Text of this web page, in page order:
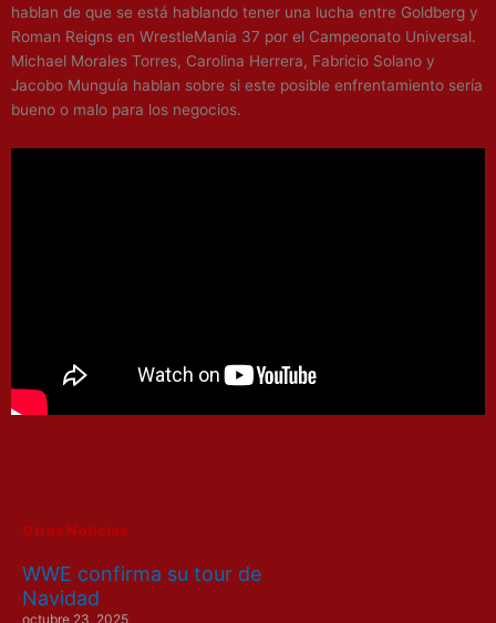
hablan de que se está hablando tener una lucha entre Goldberg y
Roman Reigns en WrestleMania 37 por el Campeonato Universal.
Michael Morales Torres, Carolina Herrera, Fabricio Solano y
Jacobo Munguía hablan sobre si este posible enfrentamiento sería
bueno o malo para los negocios.
Otras Noticias
WWE confirma su tour de
Navidad
octubre 23, 2025